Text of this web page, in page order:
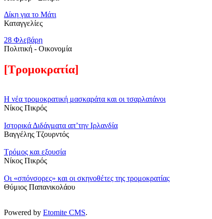
Δίκη για το Μάτι
Καταγγελίες
28 Φλεβάρη
Πολιτική - Oικονομία
[Τρομοκρατία]
Η νέα τρομοκρατική μασκαράτα και οι τσαρλατάνοι
Νίκος Πικρός
Ιστορικά Διδάγματα απ’την Ιρλανδία
Βαγγέλης Τζουρντός
Τρόμος και εξουσία
Νίκος Πικρός
Οι «σπόνσορες» και οι σκηνοθέτες της τρομοκρατίας
Θύμιος Παπανικολάου
Powered by Etomite CMS.